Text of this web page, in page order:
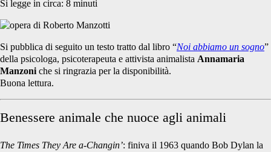
un
sogno</span>
Si legge in circa: 8 minuti
Si pubblica di seguito un testo tratto dal libro “Noi abbiamo un sogno”
della psicologa, psicoterapeuta e attivista animalista Annamaria
Manzoni che si ringrazia per la disponibilità.
Buona lettura.
Benessere animale che nuoce agli animali
The Times They Are a-Changin’: finiva il 1963 quando Bob Dylan la